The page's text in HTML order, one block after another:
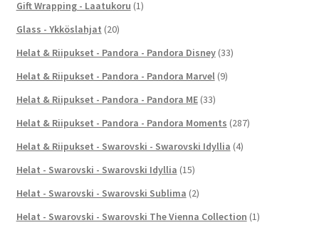
Gift Wrapping - Laatukoru (1)
Glass - Ykköslahjat (20)
Helat & Riipukset - Pandora - Pandora Disney (33)
Helat & Riipukset - Pandora - Pandora Marvel (9)
Helat & Riipukset - Pandora - Pandora ME (33)
Helat & Riipukset - Pandora - Pandora Moments (287)
Helat & Riipukset - Swarovski - Swarovski Idyllia (4)
Helat - Swarovski - Swarovski Idyllia (15)
Helat - Swarovski - Swarovski Sublima (2)
Helat - Swarovski - Swarovski The Vienna Collection (1)